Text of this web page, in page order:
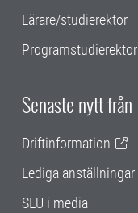
Lärare/studierektor
Programstudierektor
Senaste nytt från
Driftinformation
Lediga anställningar
SLU i media